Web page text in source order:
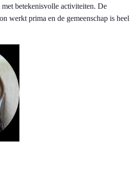
betekenisvolle activiteiten. De
werkt prima en de gemeenschap is heel